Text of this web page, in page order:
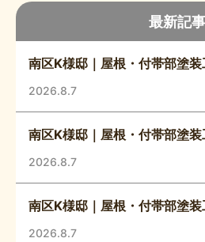
最新記事
南区K様邸｜屋根・付帯部塗
2026.8.7
南区K様邸｜屋根・付帯部塗
2026.8.7
南区K様邸｜屋根・付帯部塗
2026.8.7